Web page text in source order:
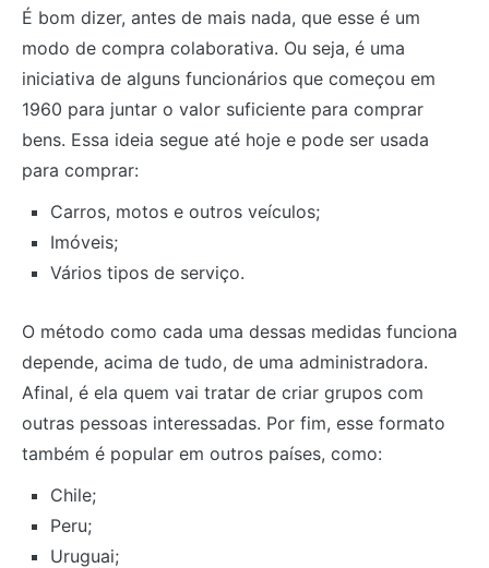
É bom dizer, antes de mais nada, que esse é um
modo de compra colaborativa. Ou seja, é uma
iniciativa de alguns funcionários que começou em
1960 para juntar o valor suficiente para comprar
bens. Essa ideia segue até hoje e pode ser usada
para comprar:
Carros, motos e outros veículos;
Imóveis;
Vários tipos de serviço.
O método como cada uma dessas medidas funciona
depende, acima de tudo, de uma administradora.
Afinal, é ela quem vai tratar de criar grupos com
outras pessoas interessadas. Por fim, esse formato
também é popular em outros países, como:
Chile;
Peru;
Uruguai;